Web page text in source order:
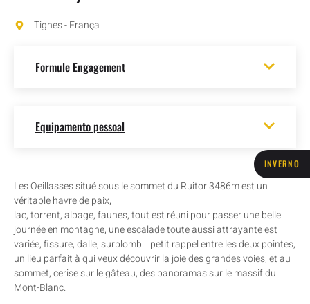
INVERNO
Tignes - França
Formule Engagement
Equipamento pessoal
Les Oeillasses situé sous le sommet du Ruitor 3486m est un
véritable havre de paix,
lac, torrent, alpage, faunes, tout est réuni pour passer une belle
journée en montagne, une escalade toute aussi attrayante est
variée, fissure, dalle, surplomb… petit rappel entre les deux pointes,
un lieu parfait à qui veux découvrir la joie des grandes voies, et au
sommet, cerise sur le gâteau, des panoramas sur le massif du
Mont-Blanc.